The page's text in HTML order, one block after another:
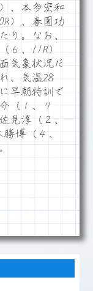
、本多宏和
）、春園功
り。なお、
６、11R）
気象状況だ
、気温28
早朝特訓で
（１、７
見淳（２、
博（４、